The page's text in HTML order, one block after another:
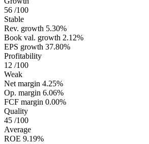
56 /100
Stable
Rev. growth 5.30%
Book val. growth 2.12%
EPS growth 37.80%
Profitability
12 /100
Weak
Net margin 4.25%
Op. margin 6.06%
FCF margin 0.00%
Quality
45 /100
Average
ROE 9.19%